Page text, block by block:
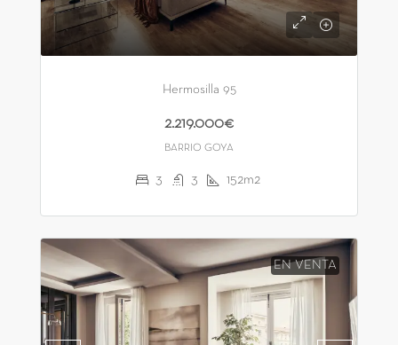
Hermosilla 95
2.219.000€
BARRIO GOYA
3 3 152m2
EN VENTA